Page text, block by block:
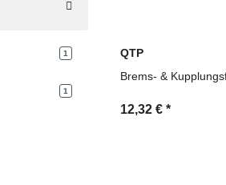
1 Artikel gefunden
1
QTP
Brems- &
12,32 € *